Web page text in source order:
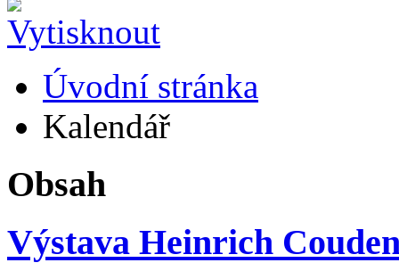
Úvodní stránka
Kalendář
Obsah
Výstava Heinrich